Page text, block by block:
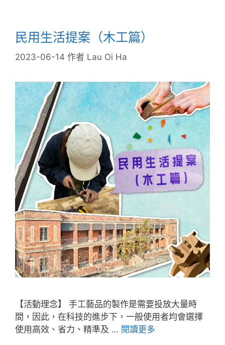
民用生活提案（木工篇）
2023-06-14 作者 Lau Oi Ha
【活動理念】 手工藝品的製作是需要投放大量時
間，因此，在科技的進步下，一般使用者均會選擇
使用高效、省力、精準及 … 閱讀更多